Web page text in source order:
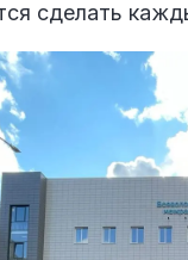
сделать